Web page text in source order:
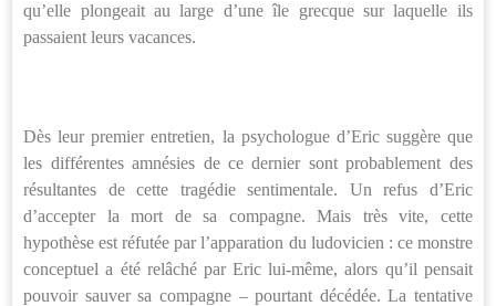
qu’elle plongeait au large d’une île grecque sur laquelle ils
passaient leurs vacances.
Dès leur premier entretien, la psychologue d’Eric suggère que
les différentes amnésies de ce dernier sont probablement des
résultantes de cette tragédie sentimentale. Un refus d’Eric
d’accepter la mort de sa compagne. Mais très vite, cette
hypothèse est réfutée par l’apparation du ludovicien : ce monstre
conceptuel a été relâché par Eric lui-même, alors qu’il pensait
pouvoir sauver sa compagne – pourtant décédée. La tentative